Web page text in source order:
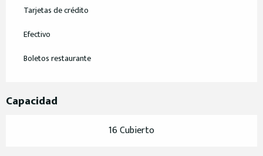
Tarjetas de crédito
Efectivo
Boletos restaurante
Capacidad
16 Cubierto